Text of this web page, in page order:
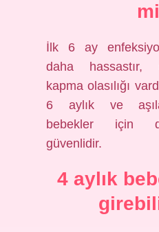
İlk 6 ay
daha hassastır,
kapma olasılığı
6 aylık ve
bebekler için
güvenlidir.
4 aylık